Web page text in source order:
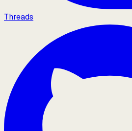
Threads